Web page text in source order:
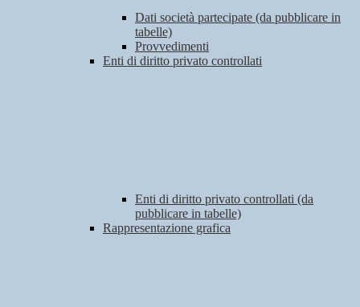
Dati società partecipate (da pubblicare in
tabelle)
Provvedimenti
Enti di diritto privato controllati
Enti di diritto privato controllati (da
pubblicare in tabelle)
Rappresentazione grafica